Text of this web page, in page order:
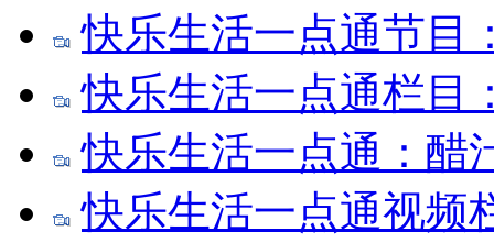
快乐生活一点通节目
快乐生活一点通栏目
快乐生活一点通：醋
快乐生活一点通视频